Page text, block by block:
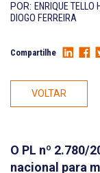
POR: ENRIQUE TELLO
DIOGO FERREIRA
Compartilhe
VOLTAR
O PL nº 2.780/
nacional para